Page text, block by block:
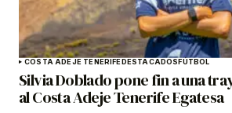
COSTA ADEJE TENERIFEDESTACADOSFÚTBOL
Silvia Doblado pone fin a una
al Costa Adeje Tenerife Egatesa